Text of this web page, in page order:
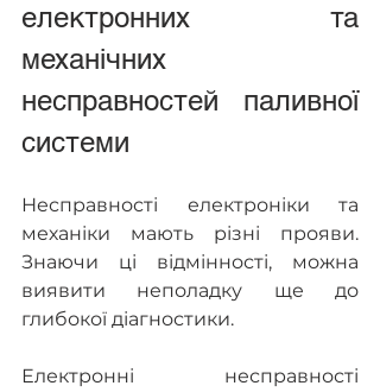
електронних та
механічних
несправностей паливної
системи
Несправності електроніки та
механіки мають різні прояви.
Знаючи ці відмінності, можна
виявити неполадку ще до
глибокої діагностики.
Електронні несправності